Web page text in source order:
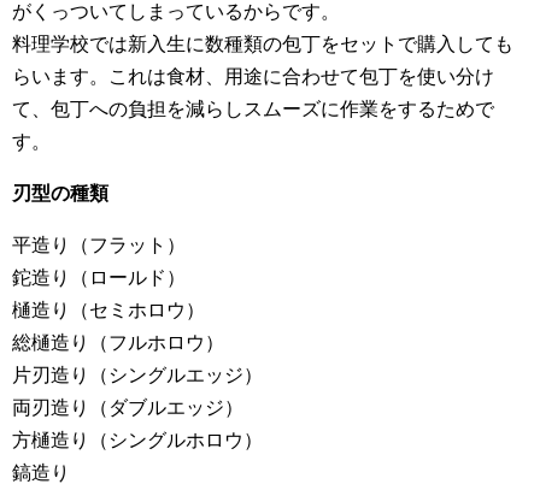
がくっついてしまっているからです。
料理学校では新入生に数種類の包丁をセットで購入しても
らいます。これは食材、用途に合わせて包丁を使い分け
て、包丁への負担を減らしスムーズに作業をするためで
す。
刃型の種類
平造り（フラット）
鉈造り（ロールド）
樋造り（セミホロウ）
総樋造り（フルホロウ）
片刃造り（シングルエッジ）
両刃造り（ダブルエッジ）
方樋造り（シングルホロウ）
鎬造り